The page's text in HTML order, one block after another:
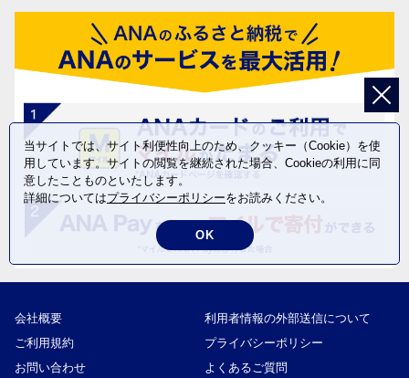
会社概要
利用者情報の外部送信について
ご利用規約
プライバシーポリシー
お問い合わせ
よくあるご質問
当サイトでは、サイト利便性向上のため、クッキー（Cookie）を使
用しています。サイトの閲覧を継続された場合、Cookieの利用に同
意したことものといたします。
詳細についてはプライバシーポリシーをお読みください。
OK